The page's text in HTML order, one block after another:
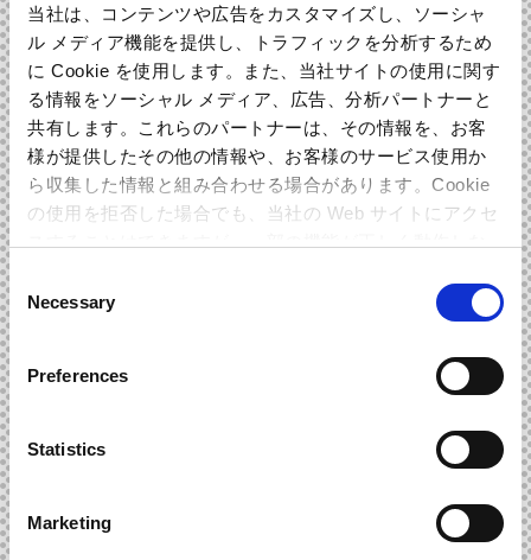
当社は、コンテンツや広告をカスタマイズし、ソーシャ
ル メディア機能を提供し、トラフィックを分析するため
に Cookie を使用します。また、当社サイトの使用に関す
る情報をソーシャル メディア、広告、分析パートナーと
共有します。これらのパートナーは、その情報を、お客
様が提供したその他の情報や、お客様のサービス使用か
ら収集した情報と組み合わせる場合があります。Cookie
の使用を拒否した場合でも、当社の Web サイトにアクセ
Consent
Selection
Necessary
Preferences
Statistics
Marketing
で商品の詳細を見る
INTRODUCTION 作品紹介
「モンスターハンターフェスタ‘13」の各大会ステージで生演
はじめとし、シリーズ代表曲「英雄の証」や「海と陸の共震 /
重奏（2トランペット、トロンボーン、ホルン、チューバ）＋
金管楽器の華やかながら力強いサウンドにご期待あれ!!2015